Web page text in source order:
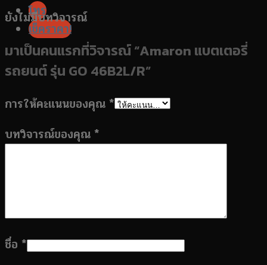
โทร
เช็คราคา!
ยังไม่มีบทวิจารณ์
มาเป็นคนแรกที่วิจารณ์ “Amaron แบตเตอรี่
รถยนต์ รุ่น GO 46B2L/R”
การให้คะแนนของคุณ *
บทวิจารณ์ของคุณ *
ชื่อ *